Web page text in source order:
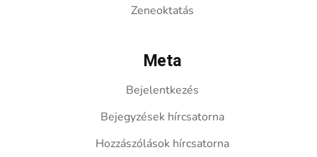
Zeneoktatás
Meta
Bejelentkezés
Bejegyzések hírcsatorna
Hozzászólások hírcsatorna